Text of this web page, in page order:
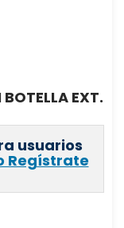
EXT.
usuarios
Regístrate